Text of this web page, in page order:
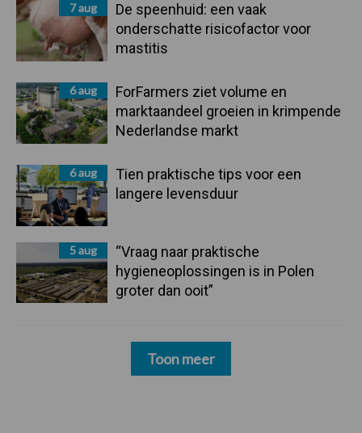
7 aug
De speenhuid: een vaak
onderschatte risicofactor voor
mastitis
6 aug
ForFarmers ziet volume en
marktaandeel groeien in krimpende
Nederlandse markt
6 aug
Tien praktische tips voor een
langere levensduur
5 aug
“Vraag naar praktische
hygieneoplossingen is in Polen
groter dan ooit”
Toon meer